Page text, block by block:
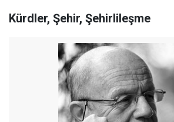
Kürdler, Şehir, Şehirlileşme